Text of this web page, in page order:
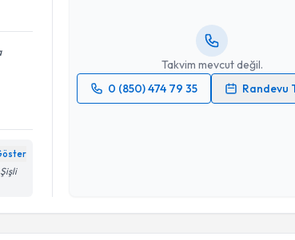
Takvim mevcut değil.
0 (850) 474 79 35
Randevu